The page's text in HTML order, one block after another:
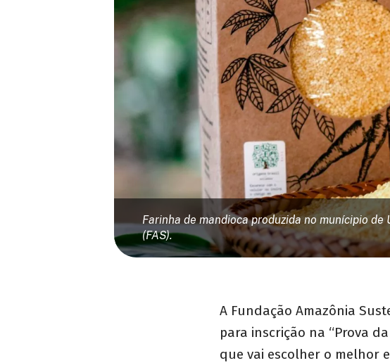
Farinha de mandioca produzida no munícipio
(FAS).
A Fundação Amazônia
para inscrição na “Prova
que vai escolher o melhor